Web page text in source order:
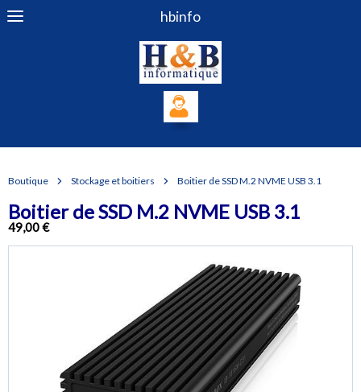
hbinfo
Boutique Stockage et boitiers Boitier de SSD M.2 NVME USB 3.1
Boitier de SSD M.2 NVME USB 3.1
49,00 €